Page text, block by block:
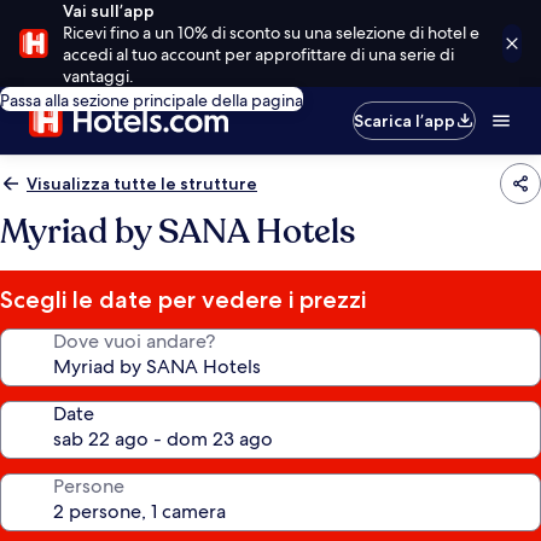
Vai sull’app
Ricevi fino a un 10% di sconto su una selezione di hotel e
accedi al tuo account per approfittare di una serie di
vantaggi.
Passa alla sezione principale della pagina
Scarica l’app
Visualizza tutte le strutture
Myriad by SANA Hotels
Scegli le date per vedere i prezzi
Dove vuoi andare?
Date
Persone